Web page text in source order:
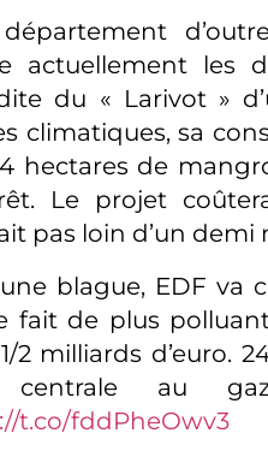
actuellement les
du « Larivot »
climatiques, sa
hectares de
Le projet
pas loin d’un demi
une blague, EDF
fait de plus
2 milliards d’euro.
centrale au
t.co/fddPheOwv3